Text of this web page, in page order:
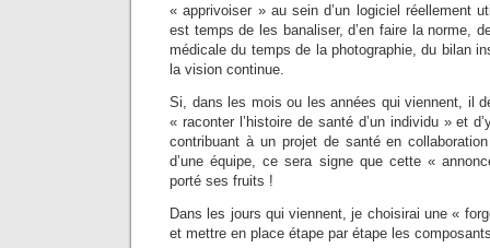
« apprivoiser » au sein d’un logiciel réellement
est temps de les banaliser, d’en faire la norme,
médicale du temps de la photographie, du bilan
la vision continue.
Si, dans les mois ou les années qui viennent, il
« raconter l’histoire de santé d’un individu » et
contribuant à un projet de santé en
d’une équipe, ce sera signe que cette «
porté ses fruits !
Dans les jours qui viennent, je choisirai une «
et mettre en place étape par étape les